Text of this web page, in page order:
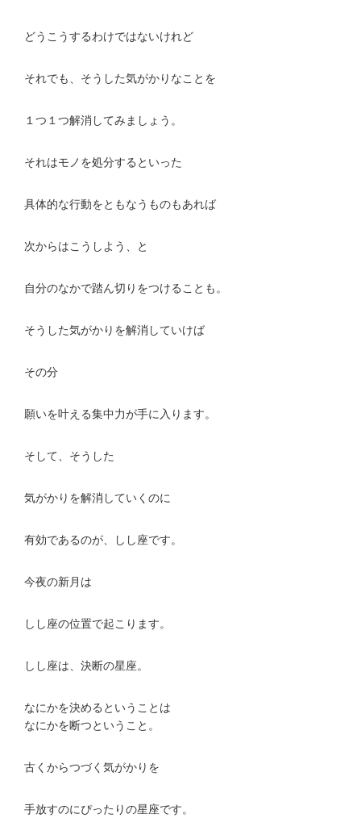
どうこうするわけではないけれど
それでも、そうした気がかりなことを
１つ１つ解消してみましょう。
それはモノを処分するといった
具体的な行動をともなうものもあれば
次からはこうしよう、と
自分のなかで踏ん切りをつけることも。
そうした気がかりを解消していけば
その分
願いを叶える集中力が手に入ります。
そして、そうした
気がかりを解消していくのに
有効であるのが、しし座です。
今夜の新月は
しし座の位置で起こります。
しし座は、決断の星座。
なにかを決めるということは
なにかを断つということ。
古くからつづく気がかりを
手放すのにぴったりの星座です。